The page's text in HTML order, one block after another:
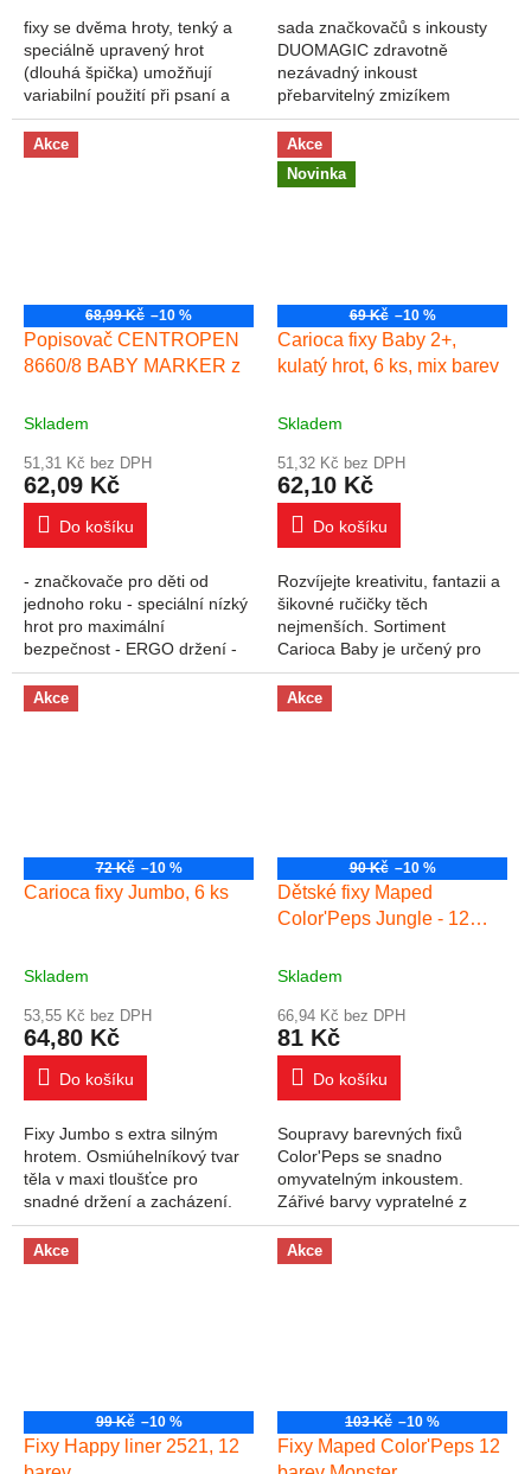
fixy se dvěma hroty, tenký a
speciálně upravený hrot
(dlouhá špička) umožňují
variabilní použití při psaní a
kreslení. Barvy jsou syté a
ideální pro kreslení kontur a
následné...
sada značkovačů s inkousty
DUOMAGIC zdravotně
nezávadný inkoust
přebarvitelný zmizíkem
pomocí 8 barevných
značkovačů a 2 různých
zmizíků vykouzlíte až 24 barev
ergonomická...
Akce
68,99 Kč –10 %
Popisovač CENTROPEN
8660/8 BABY MARKER z
Skladem
51,31 Kč bez DPH
62,09 Kč
Do košíku
- značkovače pro děti od
jednoho roku - speciální nízký
hrot pro maximální
bezpečnost - ERGO držení -
lehce smývatelné a vypratelné
- ventilační chránítko - šířka
stopy 1-2 mm
Akce
Novinka
69 Kč –10 %
Carioca fixy Baby 2+,
kulatý hrot, 6 ks, mix barev
Skladem
51,32 Kč bez DPH
62,10 Kč
Do košíku
Rozvíjejte kreativitu, fantazii a
šikovné ručičky těch
nejmenších. Sortiment
Carioca Baby je určený pro
děti od 12 do 36 měsíců, je
nejen bezpečný a nezávadný,
ale také plný...
Akce
72 Kč –10 %
Carioca fixy Jumbo, 6 ks
Skladem
53,55 Kč bez DPH
64,80 Kč
Do košíku
Fixy Jumbo s extra silným
hrotem. Osmiúhelníkový tvar
těla v maxi tloušťce pro
snadné držení a zacházení.
Vhodné pro běžné kreslení,
do škol nebo výtvarných
kroužků. Nevhodné...
Akce
90 Kč –10 %
Dětské fixy Maped
Color'Peps Jungle - 12
Skladem
66,94 Kč bez DPH
81 Kč
Do košíku
Soupravy barevných fixů
Color'Peps se snadno
omyvatelným inkoustem.
Zářivé barvy vypratelné z
většiny textilií. Hrot odolný
proti zatlačení. Šíře stopy 2,8
mm Přednosti...
Akce
99 Kč –10 %
Fixy Happy liner 2521, 12
Akce
103 Kč –10 %
Fixy Maped Color'Peps 12